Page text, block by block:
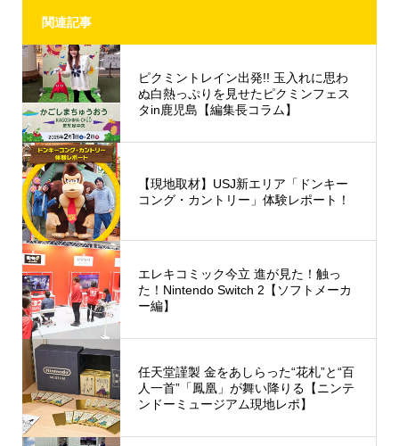
関連記事
ピクミントレイン出発!! 玉入れに思わ
ぬ白熱っぷりを見せたピクミンフェス
タin鹿児島【編集長コラム】
【現地取材】USJ新エリア「ドンキー
コング・カントリー」体験レポート！
エレキコミック今立 進が見た！触っ
た！Nintendo Switch 2【ソフトメーカ
ー編】
任天堂謹製 金をあしらった“花札”と“百
人一首”「鳳凰」が舞い降りる【ニンテ
ンドーミュージアム現地レポ】